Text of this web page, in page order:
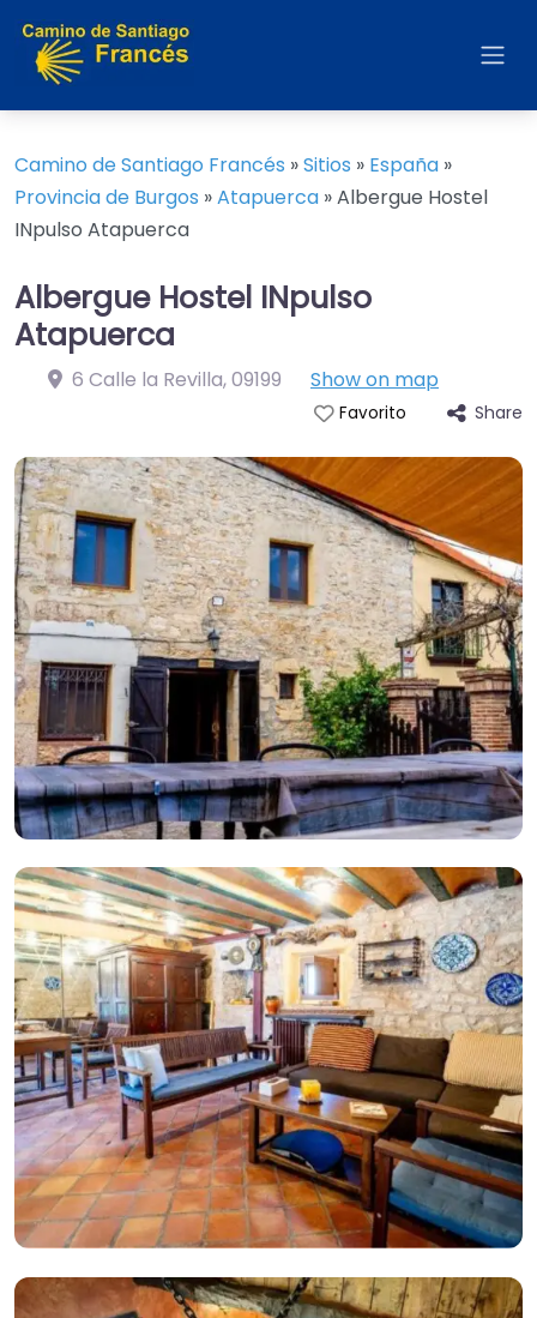
Camino de Santiago Francés »Sitios » España »
Provincia de Burgos »Atapuerca »Albergue Hostel
INpulso Atapuerca
Albergue Hostel INpulso
Atapuerca
6 Calle la Revilla,09199 Show on map
Favorito Share